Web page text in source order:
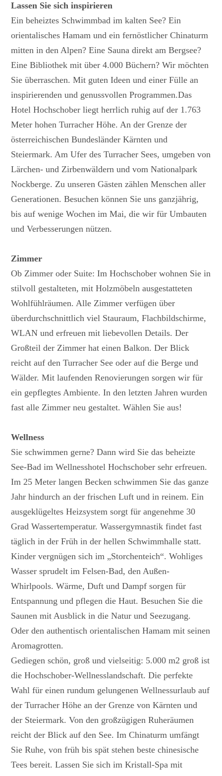
Lassen Sie sich inspirieren
Ein beheiztes Schwimmbad im kalten See? Ein
orientalisches Hamam und ein fernöstlicher Chinaturm
mitten in den Alpen? Eine Sauna direkt am Bergsee?
Eine Bibliothek mit über 4.000 Büchern? Wir möchten
Sie überraschen. Mit guten Ideen und einer Fülle an
inspirierenden und genussvollen Programmen.Das
Hotel Hochschober liegt herrlich ruhig auf der 1.763
Meter hohen Turracher Höhe. An der Grenze der
österreichischen Bundesländer Kärnten und
Steiermark. Am Ufer des Turracher Sees, umgeben von
Lärchen- und Zirbenwäldern und vom Nationalpark
Nockberge. Zu unseren Gästen zählen Menschen aller
Generationen. Besuchen können Sie uns ganzjährig,
bis auf wenige Wochen im Mai, die wir für Umbauten
und Verbesserungen nützen.
Zimmer
Ob Zimmer oder Suite: Im Hochschober wohnen Sie in
stilvoll gestalteten, mit Holzmöbeln ausgestatteten
Wohlfühlräumen. Alle Zimmer verfügen über
überdurchschnittlich viel Stauraum, Flachbildschirme,
WLAN und erfreuen mit liebevollen Details. Der
Großteil der Zimmer hat einen Balkon. Der Blick
reicht auf den Turracher See oder auf die Berge und
Wälder. Mit laufenden Renovierungen sorgen wir für
ein gepflegtes Ambiente. In den letzten Jahren wurden
fast alle Zimmer neu gestaltet. Wählen Sie aus!
Wellness
Sie schwimmen gerne? Dann wird Sie das beheizte
See-Bad im Wellnesshotel Hochschober sehr erfreuen.
Im 25 Meter langen Becken schwimmen Sie das ganze
Jahr hindurch an der frischen Luft und in reinem. Ein
ausgeklügeltes Heizsystem sorgt für angenehme 30
Grad Wassertemperatur. Wassergymnastik findet fast
täglich in der Früh in der hellen Schwimmhalle statt.
Kinder vergnügen sich im „Storchenteich“. Wohliges
Wasser sprudelt im Felsen-Bad, den Außen-
Whirlpools. Wärme, Duft und Dampf sorgen für
Entspannung und pflegen die Haut. Besuchen Sie die
Saunen mit Ausblick in die Natur und Seezugang.
Oder den authentisch orientalischen Hamam mit seinen
Aromagrotten.
Gediegen schön, groß und vielseitig: 5.000 m2 groß ist
die Hochschober-Wellnesslandschaft. Die perfekte
Wahl für einen rundum gelungenen Wellnessurlaub auf
der Turracher Höhe an der Grenze von Kärnten und
der Steiermark. Von den großzügigen Ruheräumen
reicht der Blick auf den See. Im Chinaturm umfängt
Sie Ruhe, von früh bis spät stehen beste chinesische
Tees bereit. Lassen Sie sich im Kristall-Spa mit